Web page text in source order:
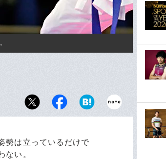
勢は立っているだけで
ない。